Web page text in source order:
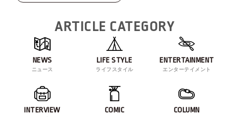
ARTICLE CATEGORY
NEWS
ニュース
LIFE STYLE
ライフスタイル
ENTERTAINMENT
エンターテイメント
INTERVIEW COMIC COLUMN